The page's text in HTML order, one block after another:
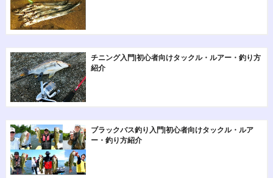
チニング入門|初心者向けタックル・ルアー・釣り方
紹介
ブラックバス釣り入門|初心者向けタックル・ルア
ー・釣り方紹介